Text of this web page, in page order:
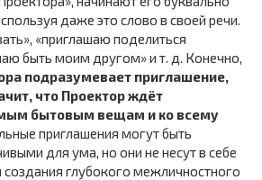
даже это слово в своей речи.
«приглашаю поделиться
быть моим другом» и т. д. Конечно,
подразумевает приглашение,
что Проектор ждёт
бытовым вещам и ко всему
приглашения могут быть
для ума, но они не несут в себе
глубокого межличностного